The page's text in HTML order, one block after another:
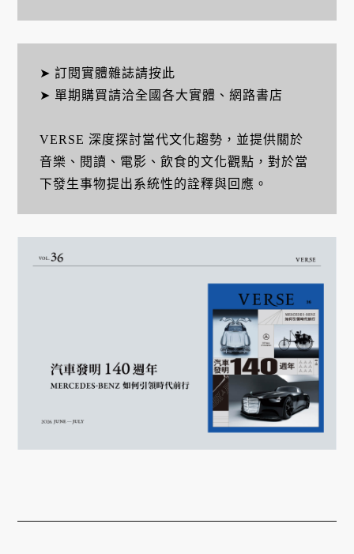
➤ 訂閱實體雜誌請按此
➤ 單期購買請洽全國各大實體、網路書店
VERSE 深度探討當代文化趨勢，並提供關於
音樂、閱讀、電影、飲食的文化觀點，對於當
下發生事物提出系統性的詮釋與回應。